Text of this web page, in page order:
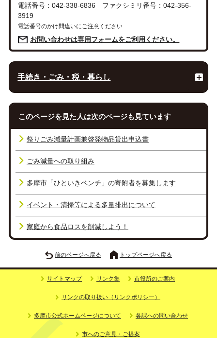
電話番号：042-338-6836 ファクシミリ番号：042-356-
3919
電話番号のかけ間違いにご注意ください
お問い合わせは専用フォームをご利用ください。
手続き・ごみ・税・暮らし
このページを見た人は次のページも見ています
祭りごみ減量計画兼啓発物品貸出申込書
ごみ減量への取り組み
多摩市「ひといきベンチ」の寄附者を募集します
イベント・清掃等による多量排出について
家庭から食品ロスを削減しよう！
前のページへ戻る トップページへ戻る
サイトマップ リンク集 市役所のご案内
リンクの取り扱い（リンクポリシー）
多摩市公式ホームページについて 各課への問い合わせ
市へのご意見・ご提案